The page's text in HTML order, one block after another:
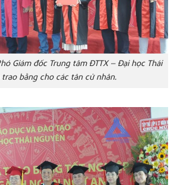
Giám đốc Trung tâm ĐTTX – Đại học Thái
trao bằng cho các tân cử nhân.